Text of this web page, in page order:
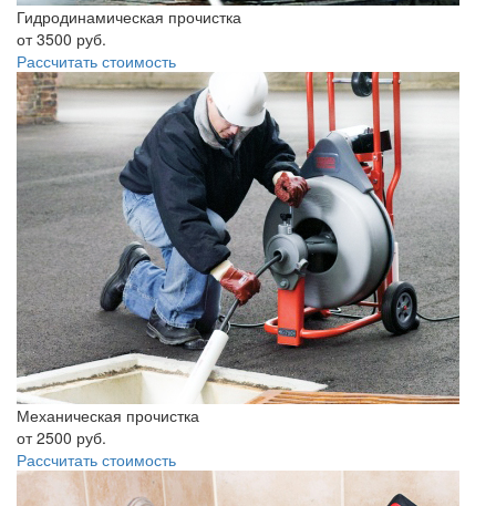
Гидродинамическая прочистка
от3500 руб.
Рассчитать стоимость
Механическая прочистка
от2500 руб.
Рассчитать стоимость